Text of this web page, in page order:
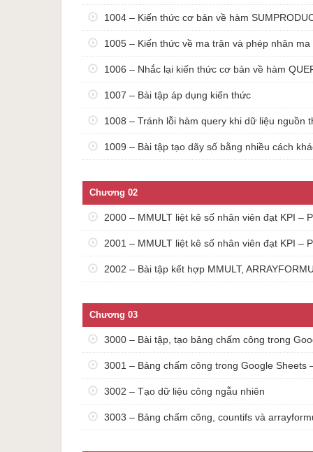
3000 – Bài tập, tạo bảng chấm công trong Google
3001 – Bảng chấm công trong Google Sheets – tạo list
3002 – Tạo dữ liệu công ngẫu nhiên
3003 – Bảng chấm công, countifs và arrayformula
Chương 04
4000 – Bài tập kết hợp hàm Split, flatten, query,
4001 – Xử lý dữ liệu với hàm Split, flatten, query,
Chương 05
5000 – Tạo lịch bằng công thức duy nhất – Layout nhỏ
5001 – Tạo lịch bằng công thức duy nhất – Layout 12
1004 – Kiến thức cơ bản về hàm
1005 – Kiến thức về ma trận và phép nhân ma
1006 – Nhắc lại kiến thức cơ bản về hàm
1007 – Bài tập áp dụng kiến thức
1008 – Tránh lỗi hàm query khi dữ liệu nguồn
1009 – Bài tập tạo dãy số bằng nhiều cách
Chương 02
2000 – MMULT liệt kê số nhân viên đạt KPI –
2001 – MMULT liệt kê số nhân viên đạt KPI –
2002 – Bài tập kết hợp MMULT,
Chương 03
3000 – Bài tập, tạo bảng chấm công trong
3001 – Bảng chấm công trong Google
3002 – Tạo dữ liệu công ngẫu nhiên
3003 – Bảng chấm công, countifs và